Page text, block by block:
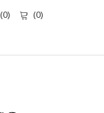
(0) (0)